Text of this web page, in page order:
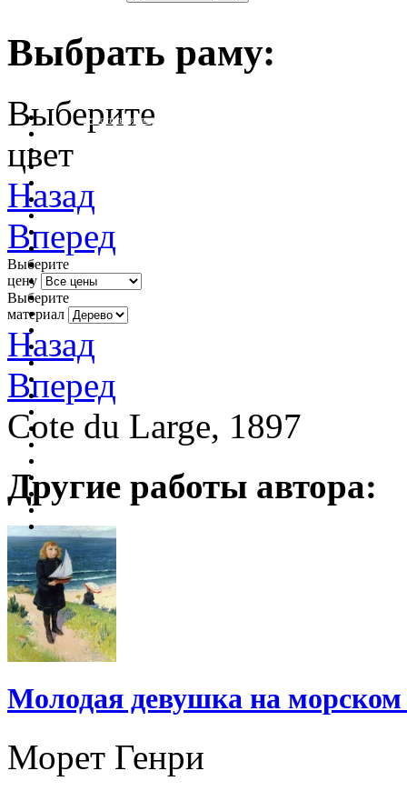
Выбрать раму:
очистить фильтр цвета
Выберите
цвет
Назад
Вперед
Выберите
цену
Выберите
материал
Назад
Вперед
Cote du Large, 1897
Другие работы автора:
Молодая девушка на морском
Морет Генри